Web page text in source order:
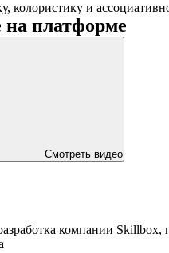
колористику и
на платформе
Смотреть видео
компании Skillbox,